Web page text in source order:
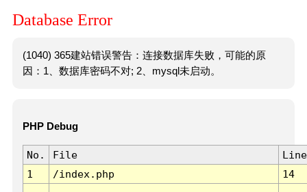
Database Error
(1040) 365建站错误警告：连接数据库失败，可能的原
因：1、数据库密码不对; 2、mysql未启动。
PHP Debug
No. File
Line
1
/index.php 14